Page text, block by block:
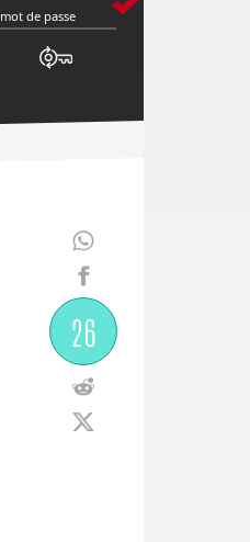
mot
mot de passe
26